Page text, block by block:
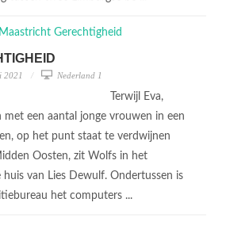
2021 Nederland 1
Terwijl Eva,
met een aantal jonge vrouwen in een
op het punt staat te verdwijnen
Oosten, zit Wolfs in het
huis van Lies Dewulf. Ondertussen is
het computers ...